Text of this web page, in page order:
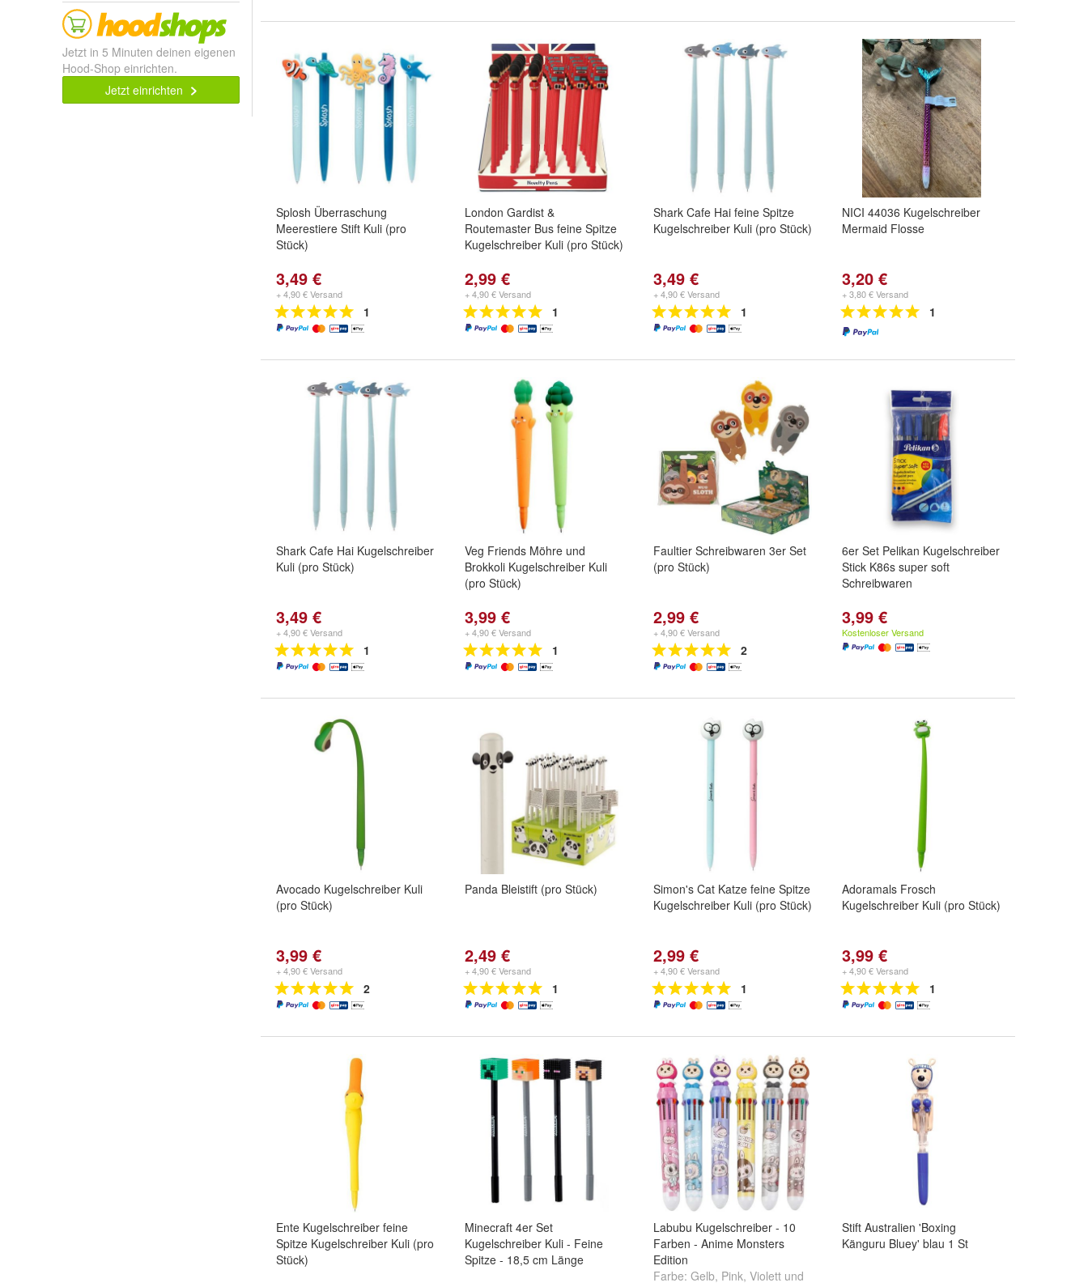
Jetzt in 5 Minuten deinen eigenen
Hood-Shop einrichten.
Jetzt einrichten
Splosh Überraschung
Meerestiere Stift Kuli (pro
Stück)
3,49 €
+ 4,90 € Versand
1
London Gardist &
Routemaster Bus feine Spitze
Kugelschreiber Kuli (pro Stück)
2,99 €
+ 4,90 € Versand
1
Shark Cafe Hai feine Spitze
Kugelschreiber Kuli (pro Stück)
3,49 €
+ 4,90 € Versand
1
NICI 44036 Kugelschreiber
Mermaid Flosse
3,20 €
+ 3,80 € Versand
1
Shark Cafe Hai Kugelschreiber
Kuli (pro Stück)
3,49 €
+ 4,90 € Versand
1
Veg Friends Möhre und
Brokkoli Kugelschreiber Kuli
(pro Stück)
3,99 €
+ 4,90 € Versand
1
Faultier Schreibwaren 3er Set
(pro Stück)
2,99 €
+ 4,90 € Versand
2
6er Set Pelikan Kugelschreiber
Stick K86s super soft
Schreibwaren
3,99 €
Kostenloser Versand
Avocado Kugelschreiber Kuli
(pro Stück)
3,99 €
+ 4,90 € Versand
2
Panda Bleistift (pro Stück)
2,49 €
+ 4,90 € Versand
1
Simon's Cat Katze feine Spitze
Kugelschreiber Kuli (pro Stück)
2,99 €
+ 4,90 € Versand
1
Adoramals Frosch
Kugelschreiber Kuli (pro Stück)
3,99 €
+ 4,90 € Versand
1
Ente Kugelschreiber feine
Spitze Kugelschreiber Kuli (pro
Stück)
Minecraft 4er Set
Kugelschreiber Kuli - Feine
Spitze - 18,5 cm Länge
Labubu Kugelschreiber - 10
Farben - Anime Monsters
Edition
Farbe: Gelb, Pink, Violett und
Stift Australien 'Boxing
Känguru Bluey' blau 1 St